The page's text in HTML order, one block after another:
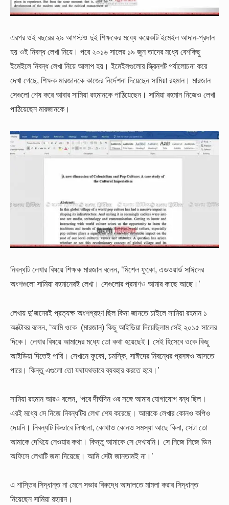
এরপর ওই বছরের ২৯ আগস্টও দুই শিক্ষকের মধ্যে কয়েকটি ইমেইল আদান-প্রদান
হয় ওই নিবন্ধ লেখা নিয়ে। পরে ২০১৬ সালের ১৯ জুন তাদের মধ্যে বেশকিছু
ইমেইলে নিবন্ধ লেখা নিয়ে আলাপ হয়। ইমেইলগুলোর স্ক্রিনশট পর্যালোচনা করে
দেখা গেছে, শিক্ষক মারজানকে কাজের নির্দেশনা দিয়েছেন সামিয়া রহমান। মারজান
সেগুলো শেষ করে আবার সামিয়া রহমানকে পাঠিয়েছেন। সামিয়া রহমান নিজেও লেখা
পাঠিয়েছেন মারজানকে।
নিবন্ধটি লেখার বিষয়ে শিক্ষক মারজান বলেন, ‘মিশেল ফুকো, এডওয়ার্ড সাঈদের
অংশগুলো সামিয়া রহমানেরই লেখা। সেগুলোর প্রমাণও আমার কাছে আছে।’
লেখায় দু’জনেরই প্রত্যক্ষ অংশগ্রহণ ছিল কিনা জানতে চাইলে সামিয়া রহমান ১
অক্টোবর বলেন, ‘আমি ওকে (মারজান) কিছু আইডিয়া দিয়েছিলাম সেই ২০১৫ সালের
দিকে। লেখার বিষয়ে আমাদের মধ্যে তো কথা হয়েছেই। সেই হিসেবে ওকে কিছু
আইডিয়া দিতেই পারি। সেখানে ফুকো, চমস্কি, সাঈদের নিবন্ধের প্রসঙ্গও আসতে
পারে। কিন্তু এগুলো তো যথাযথভাবে ব্যবহার করতে হবে।’
সামিয়া রহমান আরও বলেন, ‘পরে দীর্ঘদিন ওর সঙ্গে আমার যোগাযোগ বন্ধ ছিল।
এরই মধ্যে সে নিজে নিবন্ধটির লেখা শেষ করেছে। আমাকে লেখার কোনও কপিও
দেয়নি। নিবন্ধটি কিভাবে লিখলো, কোথাও কোনও সমস্যা আছে কিনা, সেটা তো
আমাকে দেখিয়ে নেওয়ার কথা। কিন্তু আমাকে সে দেখায়নি। সে নিজে নিজে ডিন
অফিসে লেখাটি জমা দিয়েছে। আমি সেটা জানতামই না।’
এ শাস্তির সিদ্ধান্ত না মেনে সভার বিরুদ্ধে আদালতে মামলা করার সিদ্ধান্ত
নিয়েছেন সামিয়া রহমান।